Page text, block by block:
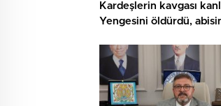
Kardeşlerin kavgası
Yengesini öldürdü,